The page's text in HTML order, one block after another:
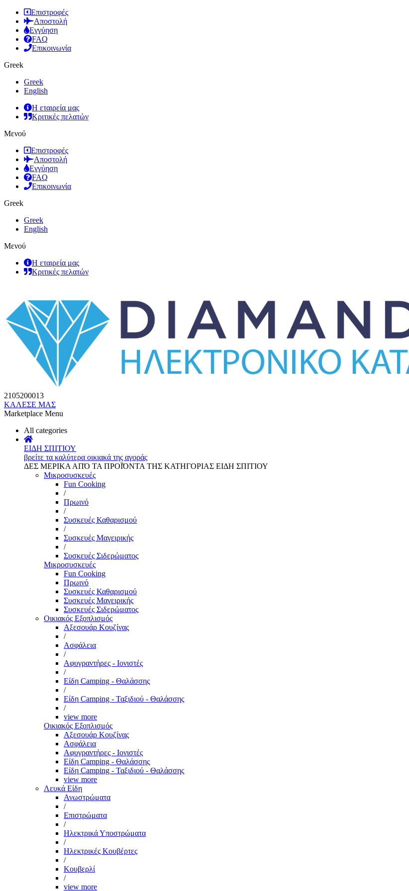
Επιστροφές
Αποστολή
Εγγύηση
FAQ
Επικοινωνία
Greek
Greek
English
Η εταιρεία μας
Κριτικές πελατών
Μενού
Επιστροφές
Αποστολή
Εγγύηση
FAQ
Επικοινωνία
Greek
Greek
English
Μενού
Η εταιρεία μας
Κριτικές πελατών
2105200013
ΚΑΛΕΣΕ ΜΑΣ
Marketplace Menu
All categories
ΕΙΔΗ ΣΠΙΤΙΟΥ
βρείτε τα καλύτερα οικιακά της αγοράς
ΔΕΣ ΜΕΡΙΚΑ ΑΠΌ ΤΑ ΠΡΟΪΌΝΤΑ ΤΗΣ ΚΑΤΗΓΟΡΙΑΣ ΕΙΔΗ ΣΠΙΤΙΟΥ
Μικροσυσκευές
Fun Cooking
/
Πρωινό
/
Συσκευές Καθαρισμού
/
Συσκευές Μαγειρικής
/
Συσκευές Σιδερώματος
Μικροσυσκευές
Fun Cooking
Πρωινό
Συσκευές Καθαρισμού
Συσκευές Μαγειρικής
Συσκευές Σιδερώματος
Οικιακός Εξοπλισμός
Αξεσουάρ Κουζίνας
/
Ασφάλεια
/
Αφυγραντήρες - Ιονιστές
/
Είδη Camping - Θαλάσσης
/
Είδη Camping - Ταξιδιού - Θαλάσσης
/
view more
Οικιακός Εξοπλισμός
Αξεσουάρ Κουζίνας
Ασφάλεια
Αφυγραντήρες - Ιονιστές
Είδη Camping - Θαλάσσης
Είδη Camping - Ταξιδιού - Θαλάσσης
view more
Λευκά Είδη
Ανωστρώματα
/
Επιστρώματα
/
Ηλεκτρικά Υποστρώματα
/
Ηλεκτρικές Κουβέρτες
/
Κουβερλί
/
view more